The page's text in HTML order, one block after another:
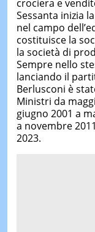
crociera e
Sessanta inizia
nel campo
costituisce la
la società di
Sempre nello
lanciando il
Berlusconi è
Ministri da
giugno 2001 a
a novembre
2023.